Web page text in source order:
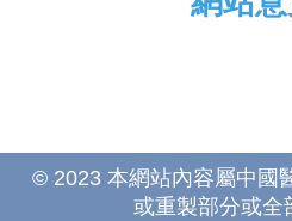
© 2023 本網站內容屬中國
或重製部分或全